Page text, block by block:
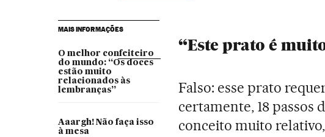
MAIS INFORMAÇÕES
O melhor confeiteiro
do mundo: “Os doces
estão muito
relacionados às
lembranças”
Aaargh! Não faça isso
à mesa
“Este prato é
Falso: esse prato
certamente, 18 passos
conceito muito